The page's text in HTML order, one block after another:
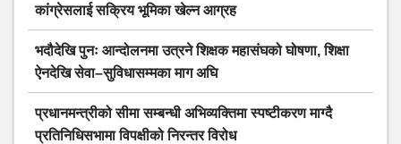
कांग्रेसलाई सक्रिय भूमिका खेल्न आग्रह
भदौदेखि पुनः आन्दोलनमा उत्रने शिक्षक महासंघको घोषणा, शिक्षा
ऐनदेखि सेवा–सुविधासम्मका माग अघि
प्रधानमन्त्रीको सीमा सम्बन्धी अभिव्यक्तिमा स्पष्टीकरण माग्दै
प्रतिनिधिसभामा विपक्षीको निरन्तर विरोध